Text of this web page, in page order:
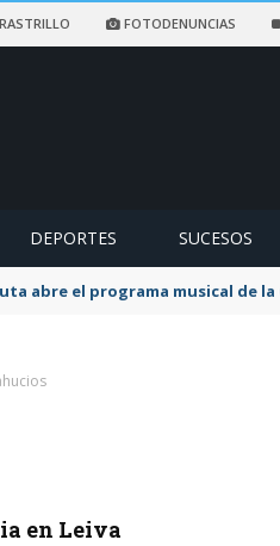
FOTODENUNCIAS
DEPORTES SUCESOS
abre el programa musical de
en Leiva